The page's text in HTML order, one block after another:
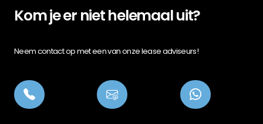
Kom je er niet helemaal uit?
Neem contact op met een van onze lease adviseurs!